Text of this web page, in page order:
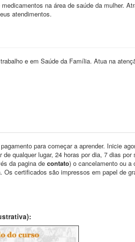
na área de saúde da mulher.
atendimentos.
e em Saúde da Família. Atua na
para começar a aprender. Inicie
qualquer lugar, 24 horas por dia, 7 dias por
da pagina de contato) o cancelamento ou a
certificados são impressos em papel de